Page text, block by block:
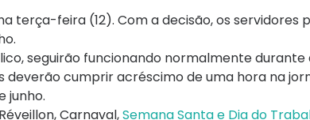
terça-feira (12). Com a decisão, os servidores
seguirão funcionando normalmente durante
deverão cumprir acréscimo de uma hora na
junho.
Carnaval,Semana Santa e Dia do